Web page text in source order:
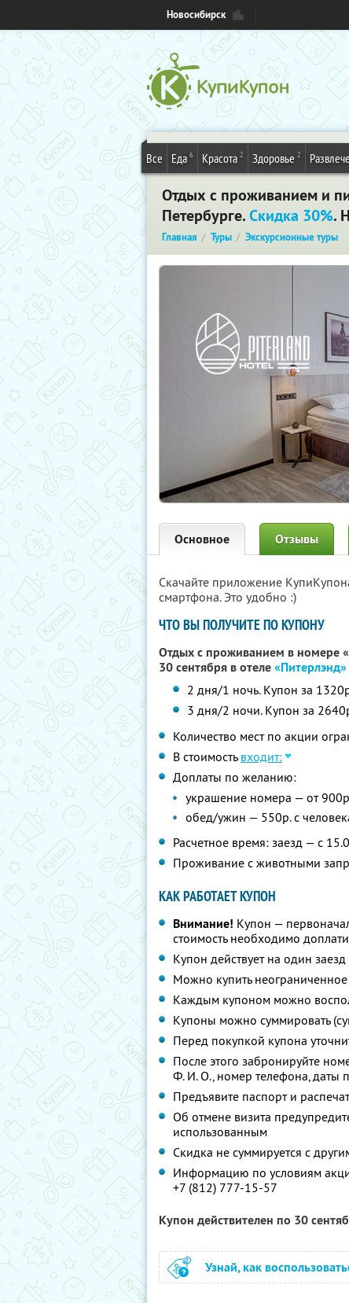
Новосибирск
Все Еда 6 Красота 2 Здоровье 2
Отдых с проживанием и
Петербурге.Скидка 30%.
Главная Туры Экскурсионные туры
Основное Отзывы
Скачайте приложение
смартфона. Это удобно :)
ЧТО ВЫ ПОЛУЧИТЕ ПО КУПОНУ
Отдых с проживанием в номере
30 сентября в отеле«Питерлэнд»
2 дня/1 ночь. Купон за
3 дня/2 ночи. Купон за
Количество мест по акции
В стоимость входит:
Доплаты по желанию:
украшение номера — от
обед/ужин — 550р. с
Расчетное время: заезд — с
Проживание с животными
КАК РАБОТАЕТ КУПОН
Внимание! Купон —
стоимость необходимо
Купон действует на один
Можно купить
Каждым купоном можно
Купоны можно суммировать
Перед покупкой купона
После этого забронируйте
Ф. И. О.,номер телефона, даты
Предъявите паспорт и
Об отмене визита
использованным
Скидка не суммируется с
Информацию по условиям
+7 (812) 777-15-57
Купон действителен по 30
Узнай, как